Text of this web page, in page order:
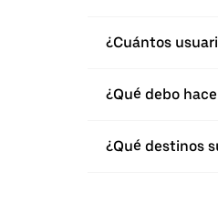
¿Cuántos
¿Qué debo
¿Qué destinos